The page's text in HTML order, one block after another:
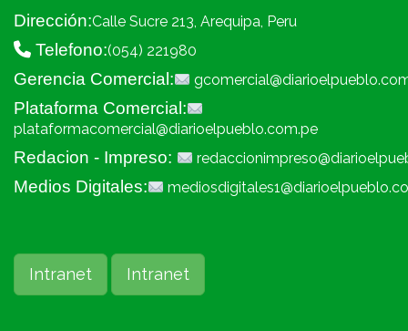
Dirección:Calle Sucre 213, Arequipa, Peru
Telefono:(054) 221980
Gerencia Comercial:
Plataforma Comercial:
plataformacomercial@diarioelpueblo.com.pe
Redacion - Impreso:
Medios Digitales:
Intranet Intranet